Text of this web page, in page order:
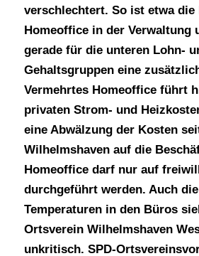
verschlechtert. So ist etwa die
Homeoffice in der Verwaltung
gerade für die unteren Lohn-
Gehaltsgruppen eine
Vermehrtes Homeoffice führt
privaten Strom- und
eine Abwälzung der Kosten
Wilhelmshaven auf die
Homeoffice darf nur auf
durchgeführt werden. Auch
Temperaturen in den Büros
Ortsverein Wilhelmshaven
unkritisch. SPD-